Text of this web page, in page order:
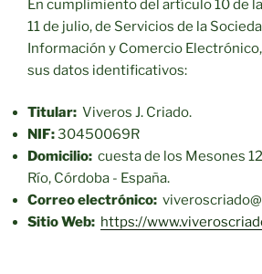
En cumplimiento del artículo 10 de
11 de julio, de Servicios de la
Información y Comercio
sus datos identificativos:
Titular: Viveros J. Criado.
NIF:30450069R
Domicilio: cuesta de los Mesones
Río, Córdoba - España.
Correo electrónico:
Sitio Web: https://